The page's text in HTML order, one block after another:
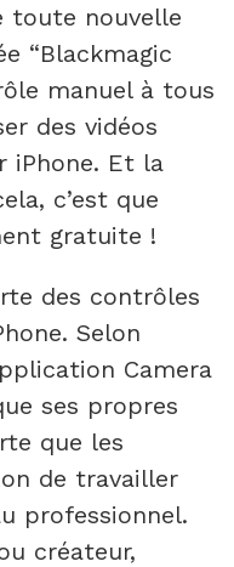
toute nouvelle
“Blackmagic
manuel à tous
des vidéos
iPhone. Et la
c’est que
gratuite !
des contrôles
Selon
Camera
ses propres
que les
de travailler
professionnel.
créateur,